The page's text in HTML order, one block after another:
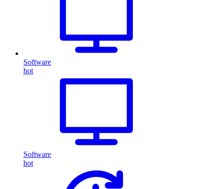
Software
hot
Software
hot